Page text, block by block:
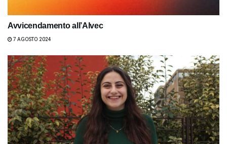
Avvicendamento all’Alvec
7 AGOSTO 2024